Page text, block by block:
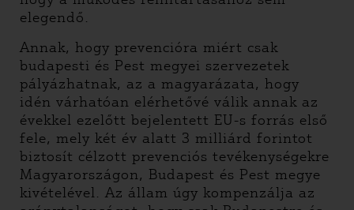
elegendő.
Annak, hogy prevencióra miért csak
budapesti és Pest megyei szervezetek
pályázhatnak, az a magyarázata, hogy
idén várhatóan elérhetővé válik annak az
évekkel ezelőtt bejelentett EU-s forrás első
fele, mely két év alatt 3 milliárd forintot
biztosít célzott prevenciós tevékenységekre
Magyarországon, Budapest és Pest megye
kivételével. Az állam úgy kompenzálja az